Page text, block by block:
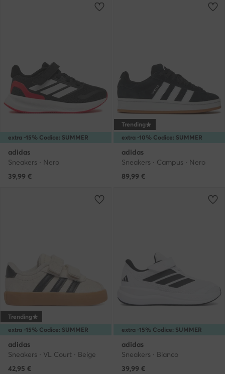
extra -15% Codice: SUMMER
adidas
Sneakers · Nero
39,99 €
extra -10% Codice: SUMMER
Trending
adidas
Sneakers · Campus · Nero
89,99 €
extra -15% Codice: SUMMER
Trending
adidas
Sneakers · VL Court · Beige
42,95 €
extra -15% Codice: SUMMER
adidas
Sneakers · Bianco
39,99 €